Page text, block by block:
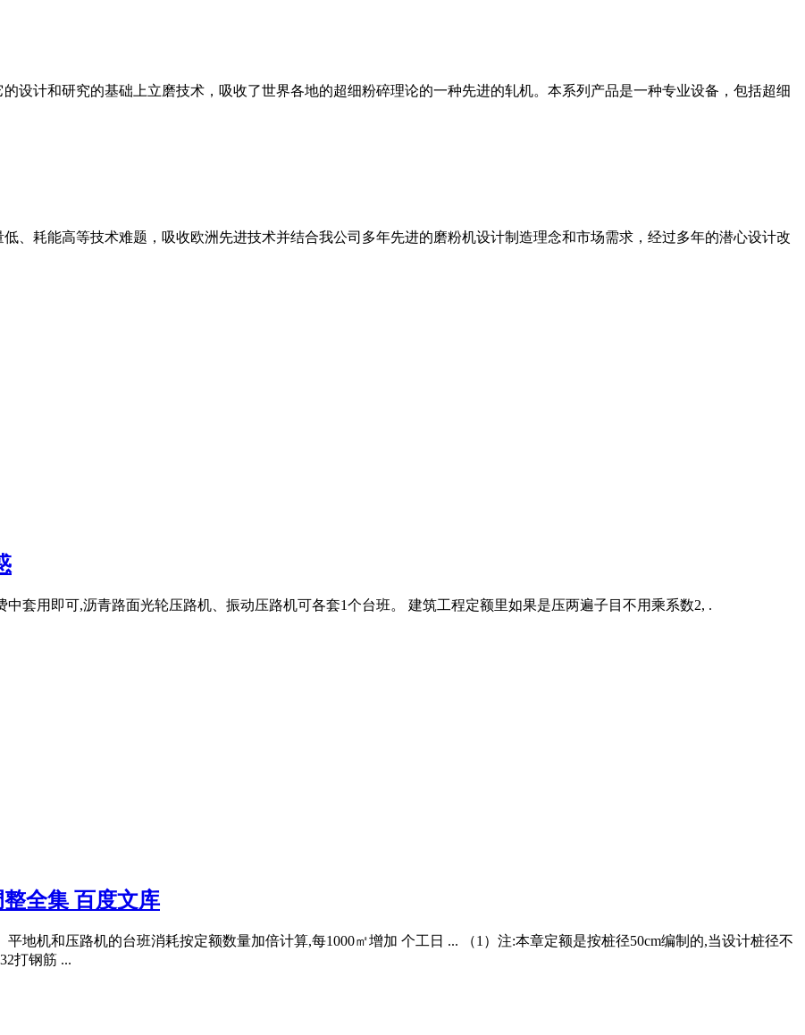
设计和研究的基础上立磨技术，吸收了世界各地的超细粉碎理论的一种先进的轧机。本系列产品是一种专业设备，包括超细
、耗能高等技术难题，吸收欧洲先进技术并结合我公司多年先进的磨粉机设计制造理念和市场需求，经过多年的潜心设计改
套用即可,沥青路面光轮压路机、振动压路机可各套1个台班。 建筑工程定额里如果是压两遍子目不用乘系数2, .
整全集 百度文库
地机和压路机的台班消耗按定额数量加倍计算,每1000㎡增加 个工日 ... （1）注:本章定额是按桩径50cm编制的,当设计桩径不
打钢筋 ...